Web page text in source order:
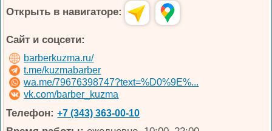
Открыть в навигаторе:
Сайт и соцсети:
barberkuzma.ru/
t.me/kuzmabarber
wa.me/79676398747?text=%D0%9E%...
vk.com/barber_kuzma
Телефон: +7 (343) 363-00-10